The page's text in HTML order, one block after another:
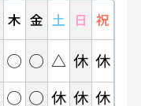
木 金 土 日 祝
◯ ◯ △ 休 休
◯ ◯ 休 休 休